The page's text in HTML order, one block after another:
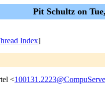
Pit Schultz on
Index]
<